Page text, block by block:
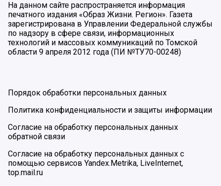
На данном сайте распространяется информация
печатного издания «Образ Жизни. Регион». Газета
зарегистрирована в Управлении Федеральной службы
по надзору в сфере связи, информационных
технологий и массовых коммуникаций по Томской
области 9 апреля 2012 года (ПИ №ТУ70-00248)
Порядок обработки персональных данных
Политика конфиденциальности и защиты информации
Согласие на обработку персональных данных
обратной связи
Согласие на обработку персональных данных с
помощью сервисов Yandex.Metrika, LiveInternet,
top.mail.ru